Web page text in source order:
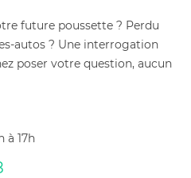
future poussette ? Perdu
autos ? Une interrogation
poser votre question, aucun
à 17h